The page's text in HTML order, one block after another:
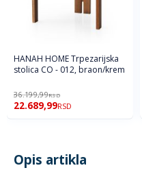
HANAH HOME Trpezarijska
stolica CO - 012, braon/krem
36.199,99RSD
22.689,99RSD
Opis artikla